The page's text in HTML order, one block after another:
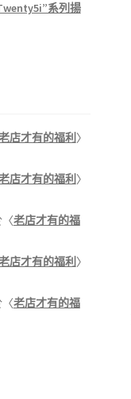
系列揚
店才有的福利 〉
店才有的福利 〉
老店才有的福
店才有的福利 〉
老店才有的福